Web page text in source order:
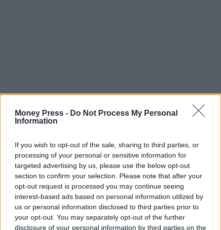
Money Press - Do Not Process My Personal
Information
If you wish to opt-out of the sale, sharing to third parties, or
processing of your personal or sensitive information for
targeted advertising by us, please use the below opt-out
section to confirm your selection. Please note that after your
opt-out request is processed you may continue seeing
interest-based ads based on personal information utilized by
us or personal information disclosed to third parties prior to
your opt-out. You may separately opt-out of the further
disclosure of your personal information by third parties on the